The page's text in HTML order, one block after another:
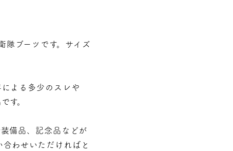
隊ブーツです。サイズ
よる多少のスレや
す。
備品、記念品などが
わせいただければと